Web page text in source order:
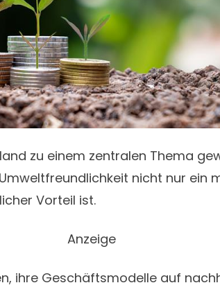
zu einem zentralen Thema
nicht nur ein
Vorteil ist.
Anzeige
ihre Geschäftsmodelle auf